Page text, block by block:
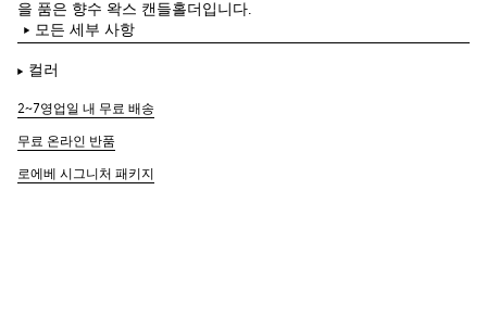
을 품은 향수 왁스 캔들홀더입니다.
모든 세부 사항
컬러
2~7영업일 내 무료 배송
무료 온라인 반품
로에베 시그니처 패키지